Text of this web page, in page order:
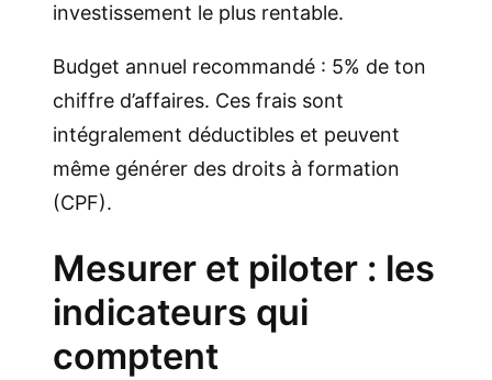
investissement le plus rentable.
Budget annuel recommandé : 5% de ton
chiffre d’affaires. Ces frais sont
intégralement déductibles et peuvent
même générer des droits à formation
(CPF).
Mesurer et piloter : les
indicateurs qui
comptent